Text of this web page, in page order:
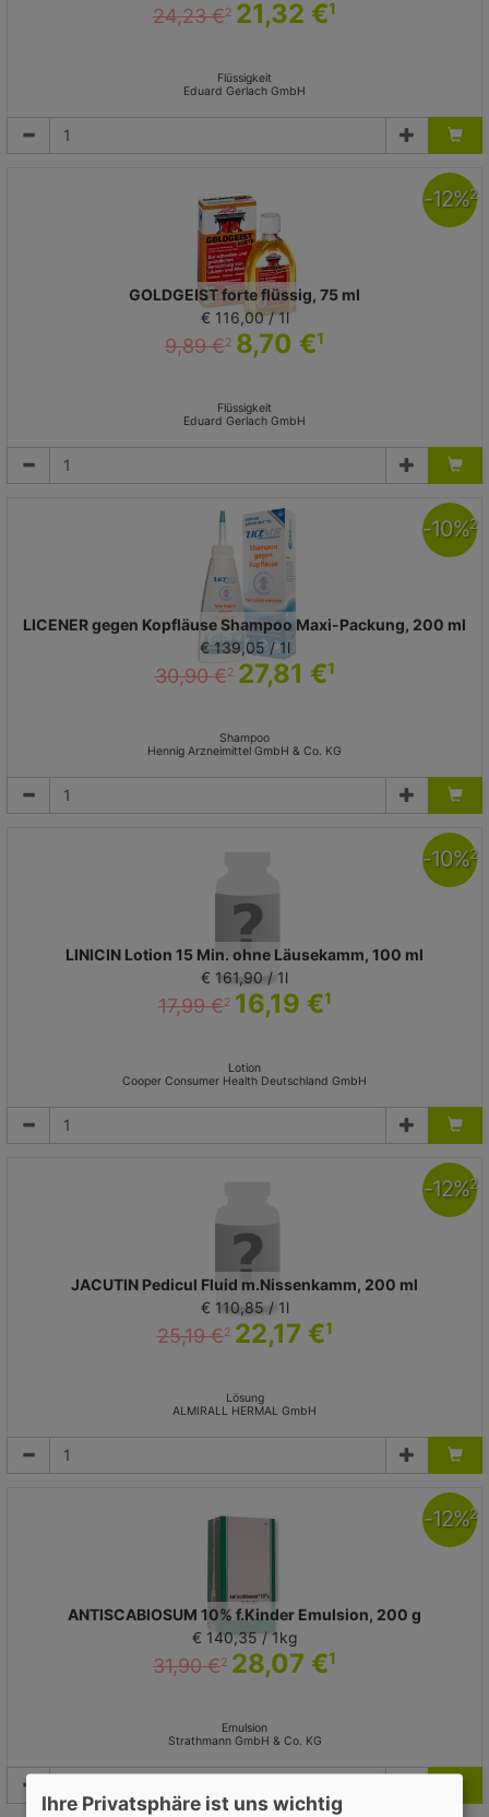
24,23 €2 21,32 €1
Flüssigkeit
Eduard Gerlach GmbH
GOLDGEIST forte flüssig, 75 ml
€ 116,00 / 1l
9,89 €2 8,70 €1
Flüssigkeit
Eduard Gerlach GmbH
-12%2
LICENER gegen Kopfläuse Shampoo Maxi-Packung, 200 ml
€ 139,05 / 1l
30,90 €2 27,81 €1
Shampoo
Hennig Arzneimittel GmbH & Co. KG
-10%2
LINICIN Lotion 15 Min. ohne Läusekamm, 100 ml
€ 161,90 / 1l
17,99 €2 16,19 €1
Lotion
Cooper Consumer Health Deutschland GmbH
-10%2
JACUTIN Pedicul Fluid m.Nissenkamm, 200 ml
€ 110,85 / 1l
25,19 €2 22,17 €1
Lösung
ALMIRALL HERMAL GmbH
-12%2
ANTISCABIOSUM 10% f.Kinder Emulsion, 200 g
€ 140,35 / 1kg
31,90 €2 28,07 €1
Emulsion
Strathmann GmbH & Co. KG
-12%2
Ihre Privatsphäre ist uns wichtig